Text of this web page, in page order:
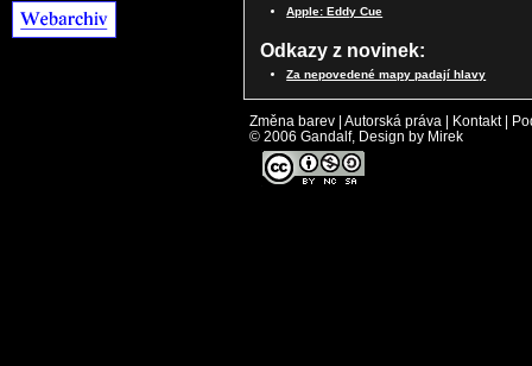
Apple: Eddy Cue
Odkazy z novinek:
Za nepovedené mapy padají hlavy
Změna barev Autorská práva Kontakt|
© 2006 Gandalf, Design by Mirek